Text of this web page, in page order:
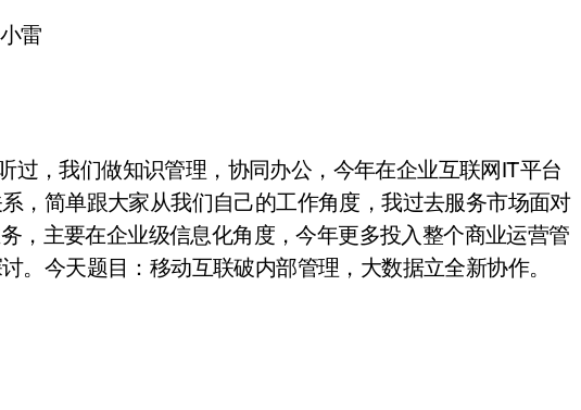
雷
过，我们做知识管理，协同办公，今年在企业互联网IT平台
，简单跟大家从我们自己的工作角度，我过去服务市场面对
，主要在企业级信息化角度，今年更多投入整个商业运营管
。今天题目：移动互联破内部管理，大数据立全新协作。